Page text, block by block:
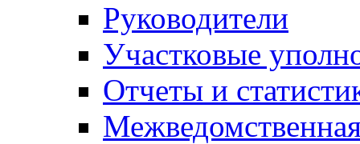
Руководители
Участковые
Отчеты и